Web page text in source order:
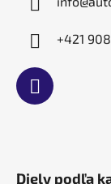
+421
Diely podľa